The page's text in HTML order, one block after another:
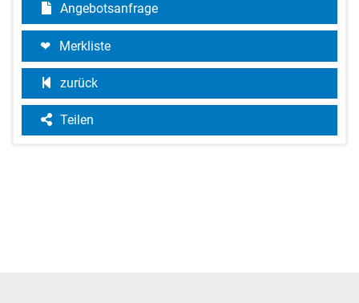
Angebotsanfrage
Merkliste
zurück
Teilen